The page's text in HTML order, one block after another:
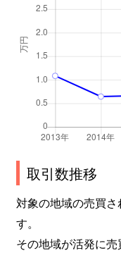
取引数推移
対象の地域の売買
す。
その地域が活発に